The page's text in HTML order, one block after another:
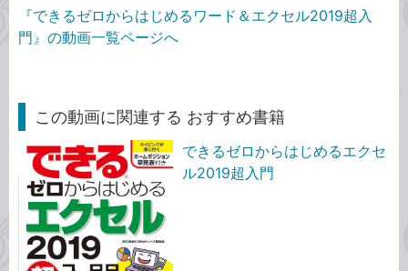
『できるゼロからはじめるワード＆エクセル2019超入
門』の動画一覧ページへ
この動画に関連する おすすめ書籍
できるゼロからはじめるエクセ
ル2019超入門